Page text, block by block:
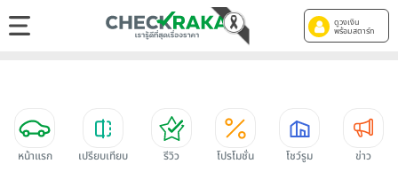
ดูวงเงิน
พร้อมสตาร์ท
หน้าแรก เปรียบเทียบ รีวิว โปรโมชั่น โชว์รูม ข่าว